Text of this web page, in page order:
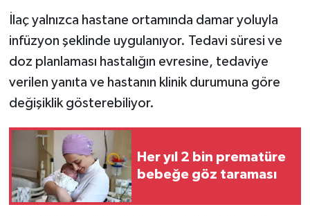
İlaç yalnızca hastane ortamında damar yoluyla
infüzyon şeklinde uygulanıyor. Tedavi süresi ve
doz planlaması hastalığın evresine, tedaviye
verilen yanıta ve hastanın klinik durumuna göre
değişiklik gösterebiliyor.
Her yıl 2 bin prematüre
bebeğe göz taraması